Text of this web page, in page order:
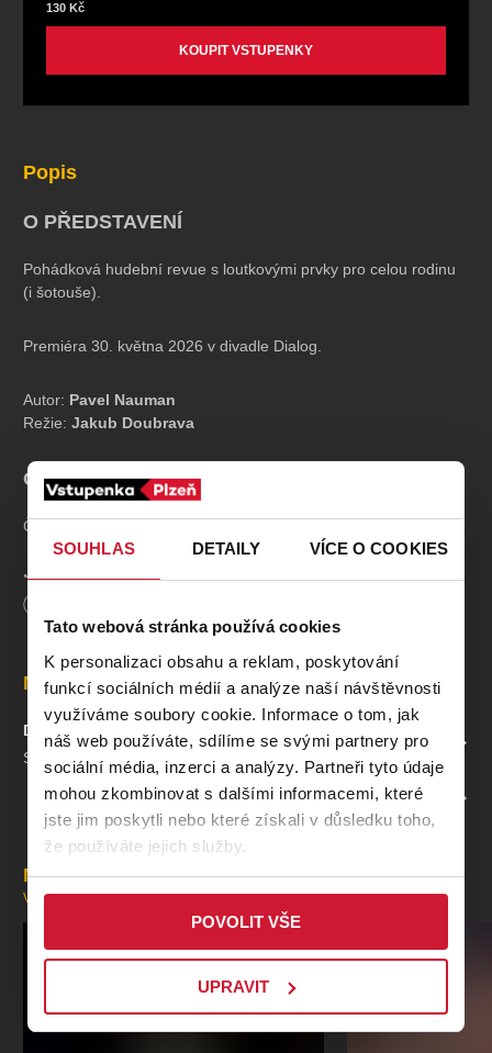
SOUHLAS DETAILY VÍCE O COOKIES
Tato webová stránka používá cookies
K personalizaci obsahu a reklam, poskytování
funkcí sociálních médií a analýze naší návštěvnosti
využíváme soubory cookie. Informace o tom, jak
náš web používáte, sdílíme se svými partnery pro
sociální média, inzerci a analýzy. Partneři tyto údaje
mohou zkombinovat s dalšími informacemi, které
jste jim poskytli nebo které získali v důsledku toho,
že používáte jejich služby.
POVOLIT VŠE
UPRAVIT
130 Kč
KOUPIT VSTUPENKY
Popis
O PŘEDSTAVENÍ
Pohádková hudební revue s loutkovými prvky pro celou rodinu
(i šotouše).
Premiéra 30. května 2026 v divadle Dialog.
Autor: Pavel Nauman
Režie: Jakub Doubrava
Osoby a obsazení
Černokněžník Zababa: Radim Brejcha
Nejvyšší pan železničář: Ondřej Beneš
Pan Blahoš: Pavel Bárta
Venouš - šotouš: Jan Bárta
Železničář 1, dělník 3, cestující 4: Milan Růžička
Železničář 2, dělník 2, cestující 3: Jáchym Krofta
Železničář 3, cestující 1: Radana Jarošová
Železničář 4, dělník 1: Klára Primasová
Kafemlejnek, správcová z Litně, teta s buchtou: Dáša
Šlechtična, dělník 4, cestující 2, civil 1: Marie Muška
Místa
DIVADLO DIALOG
Smetanovy sady 9, Plzeň
ZOBRAZIT NA MAPĚ
PROFIL POŘADATELE DIVADLO DIALOG
Mohlo by se vám líbit
VŠECHNY AKCE